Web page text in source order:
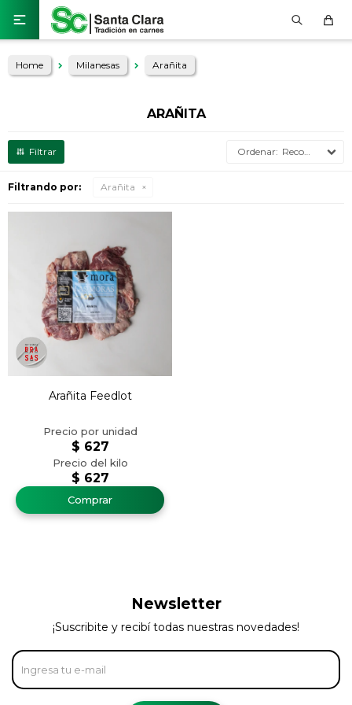

Home Milanesas Arañita
ARAÑITA
Recomendados
Filtrando por: Arañita
Arañita Feedlot
$ 627
$ 627
Newsletter
¡Suscribite y recibí todas nuestras novedades!